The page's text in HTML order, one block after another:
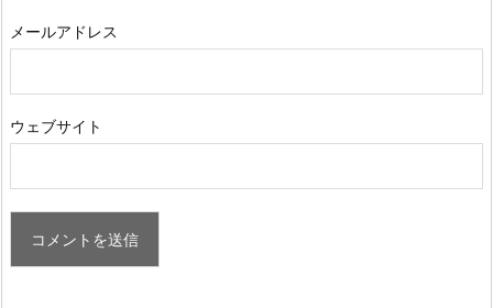
メールアドレス
ウェブサイト